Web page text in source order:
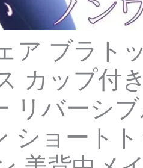
ア ブラト
カップ付
リバーシ
ショート